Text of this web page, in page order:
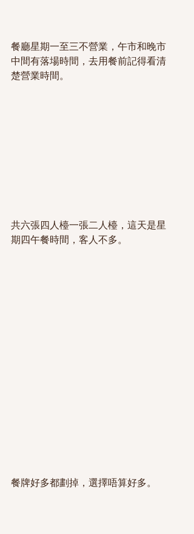
餐廳星期一至三不營業，午市和晚市
中間有落場時間，去用餐前記得看清
楚營業時間。
共六張四人檯一張二人檯，這天是星
期四午餐時間，客人不多。
餐牌好多都劃掉，選擇唔算好多。